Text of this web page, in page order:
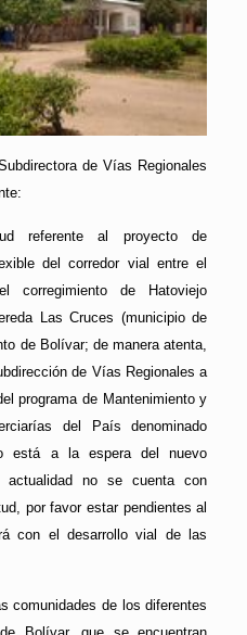
de Vías Regionales
referente al proyecto de
del corredor vial entre el
corregimiento de Hatoviejo
Las Cruces (municipio de
de Bolívar; de manera atenta,
de Vías Regionales a
programa de Mantenimiento y
del País denominado
está a la espera del nuevo
actualidad no se cuenta con
por favor estar pendientes al
con el desarrollo vial de las
comunidades de los diferentes